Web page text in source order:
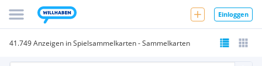
Einloggen
41.749 Anzeigen in Spielsammelkarten - Sammelkarten